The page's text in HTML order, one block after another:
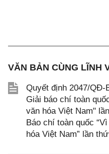
VĂN BẢN CÙNG LĨNH
Quyết định 2047/QĐ-
Giải báo chí toàn
văn hóa Việt Nam"
Báo chí toàn quốc
hóa Việt Nam” lần